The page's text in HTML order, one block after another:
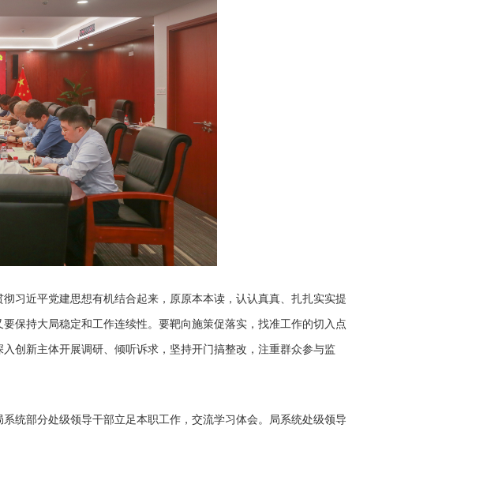
近平党建思想有机结合起来，原原本本读，认认真真、扎扎实实提
保持大局稳定和工作连续性。要靶向施策促落实，找准工作的切入点
创新主体开展调研、倾听诉求，坚持开门搞整改，注重群众参与监
部分处级领导干部立足本职工作，交流学习体会。局系统处级领导